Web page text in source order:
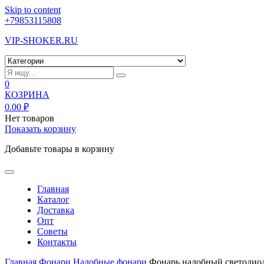
Skip to content
+79853115808
VIP-SHOKER.RU
0
КОЗРИНА
0.00 ₽
Нет товаров
Показать корзину
Добавьте товары в корзину
Главная
Каталог
Доставка
Опт
Советы
Контакты
Главная Фонари Налобные фонари Фонарь налобный